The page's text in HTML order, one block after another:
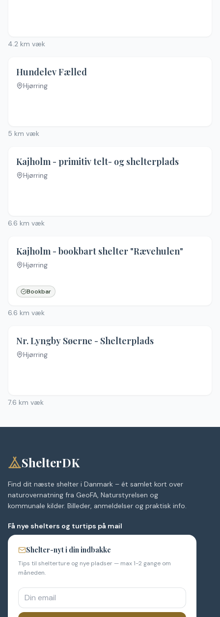
4.2 km væk
Hundelev Fælled
Hjørring
5 km væk
Kajholm - primitiv telt- og shelterplads
Hjørring
6.6 km væk
4.3
Kajholm - bookbart shelter "Rævehulen"
Hjørring
Bookbar
6.6 km væk
Nr. Lyngby Søerne - Shelterplads
Hjørring
7.6 km væk
ShelterDK
Find dit næste shelter i Danmark – ét samlet kort over
naturovernatning fra GeoFA, Naturstyrelsen og
kommunale kilder. Billeder, anmeldelser og praktisk info.
Få nye shelters og turtips på mail
Shelter-nyt i din indbakke
Tips til shelterture og nye pladser — max 1-2 gange om
måneden.